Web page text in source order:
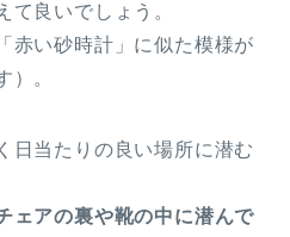
て良いでしょう。
赤い砂時計」に似た模様が
）。
日当たりの良い場所に潜む
ェアの裏や靴の中に潜んで